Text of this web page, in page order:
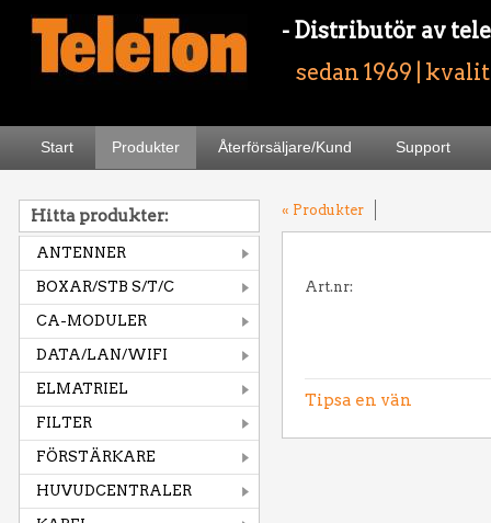
- Distributör av
sedan 1969 |
Start Produkter Återförsäljare/Kund Support
Hitta produkter:
ANTENNER
BOXAR/STB S/T/C
CA-MODULER
DATA/LAN/WIFI
ELMATRIEL
FILTER
FÖRSTÄRKARE
HUVUDCENTRALER
« Produkter
Art.nr:
Tipsa en vän